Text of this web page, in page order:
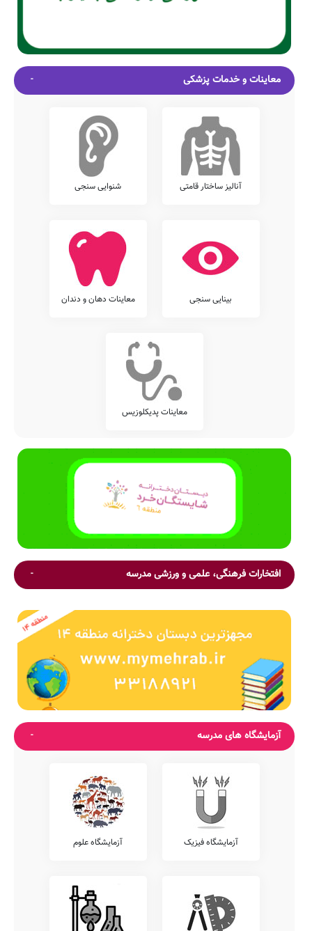
معاینات و خدمات پزشکی
آنالیز ساختار قامتی شنوایی سنجی
بینایی سنجی معاینات دهان و دندان
معاینات پدیکلوزیس
افتخارات فرهنگی، علمی و ورزشی مدرسه
آزمایشگاه های مدرسه
آزمایشگاه فیزیک آزمایشگاه علوم